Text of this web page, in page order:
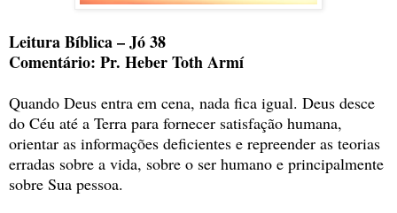
Leitura Bíblica – Jó 38
Comentário: Pr. Heber Toth Armí
Quando Deus entra em cena, nada fica igual. Deus desce
do Céu até a Terra para fornecer satisfação humana,
orientar as informações deficientes e repreender as teorias
erradas sobre a vida, sobre o ser humano e principalmente
sobre Sua pessoa.